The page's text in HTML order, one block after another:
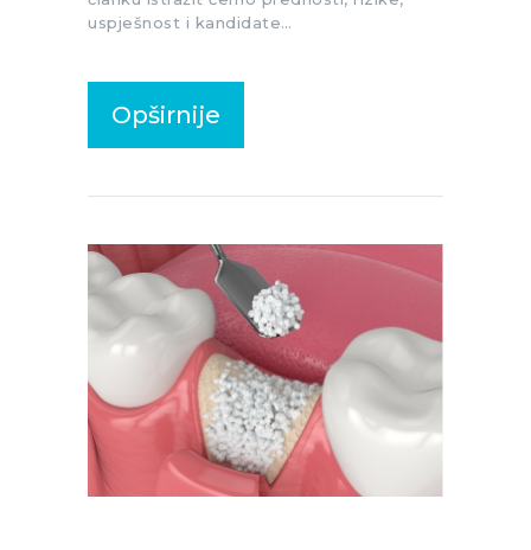
uspješnost i kandidate…
Opširnije